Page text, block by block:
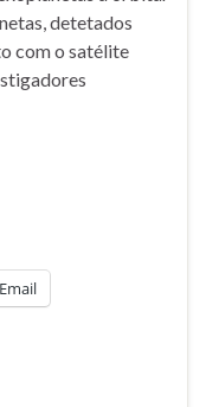
detetados
com o satélite
Email